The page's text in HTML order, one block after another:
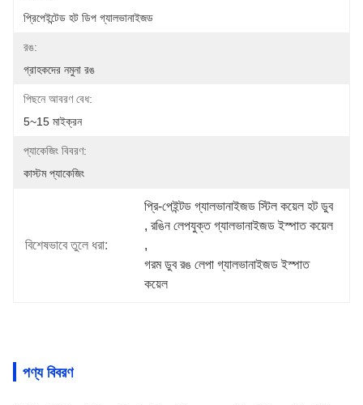
প্রিপেইন্টেড হট ডিপ গ্যালভানাইজড
রঙ:
গ্রাহকদের নমুনা রঙ
পিছনে আবরণ বেধ:
5~15 মাইক্রন
প্যাকেজিং বিবরণ:
কাস্টম প্যাকেজিং
বিশেষভাবে তুলে ধরা:
প্রি-পেইন্টড গ্যালভানাইজড স্টিল কয়েল হট ডুব
, রঙিন লেপযুক্ত গ্যালভানাইজড ইস্পাত কয়েল
,
গরম ডুব রঙ লেপা গ্যালভানাইজড ইস্পাত
কয়েল
পণ্য বিবরণ